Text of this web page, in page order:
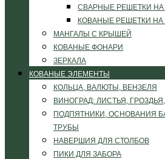
СВАРНЫЕ РЕШЕТКИ НА
КОВАНЫЕ РЕШЕТКИ НА
МАНГАЛЫ С КРЫШЕЙ
КОВАНЫЕ ФОНАРИ
ЗЕРКАЛА
КОВАНЫЕ ЭЛЕМЕНТЫ
КОЛЬЦА, ВАЛЮТЫ, ВЕНЗЕЛЯ
ВИНОГРАД: ЛИСТЬЯ,
ПОДПЯТНИКИ, ОСНОВАНИЯ
ТРУБЫ
НАВЕРШИЯ ДЛЯ СТОЛБОВ
ПИКИ ДЛЯ ЗАБОРА